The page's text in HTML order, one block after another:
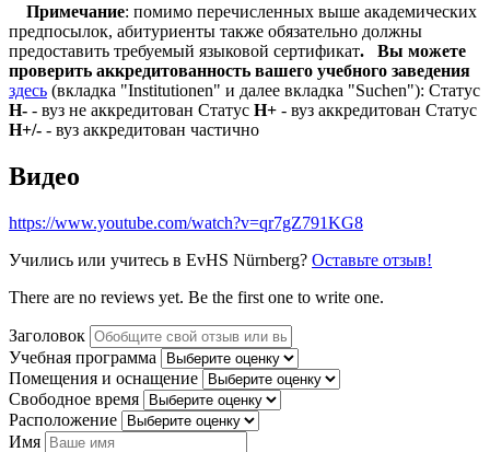
Примечание: помимо перечисленных выше академических
предпосылок, абитуриенты также обязательно должны
предоставить требуемый языковой сертификат.
Вы можете
проверить аккредитованность вашего учебного заведения
здесь (вкладка "Institutionen" и далее вкладка "Suchen"): Статус
Н- - вуз не аккредитован Статус Н+ - вуз аккредитован Статус
Н+/- - вуз аккредитован частично
Видео
https://www.youtube.com/watch?v=qr7gZ791KG8
Учились или учитесь в EvHS Nürnberg? Оставьте отзыв!
There are no reviews yet. Be the first one to write one.
Заголовок
Учебная программа
Помещения и оснащение
Свободное время
Расположение
Имя